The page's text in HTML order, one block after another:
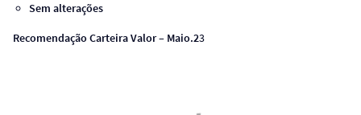
Sem alterações
Recomendação Carteira Valor – Maio.23